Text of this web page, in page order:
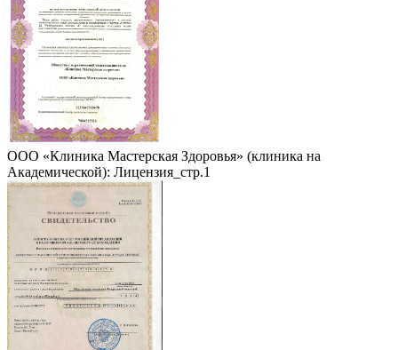
ООО «Клиника Мастерская Здоровья» (клиника на
Академической): Лицензия_стр.1